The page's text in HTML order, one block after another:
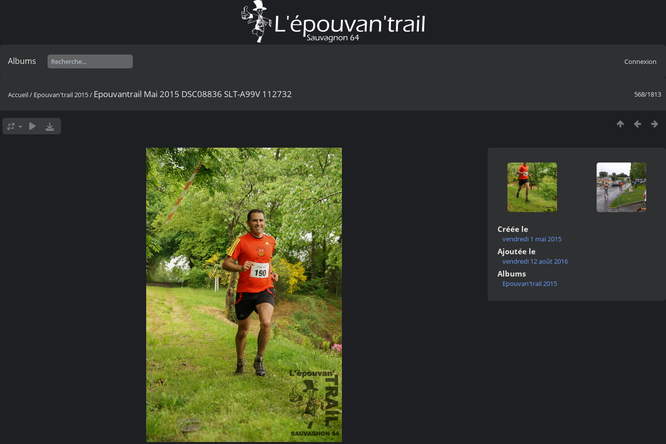
Albums Connexion
568/1813
Accueil/ Epouvan'trail 2015/ Epouvantrail Mai 2015 DSC08836 SLT-A99V 112732
Créée le
vendredi 1 mai 2015
Ajoutée le
vendredi 12 août 2016
Albums
Epouvan'trail 2015